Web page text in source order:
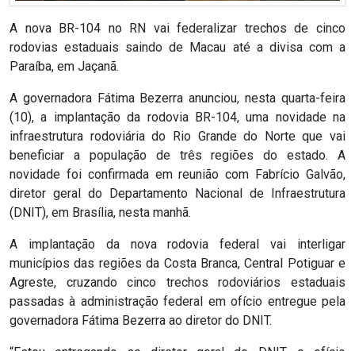
LEGISLATIVA
DO
RN
ASSEMBLEIA
RN
ASSISTÊNCIA
MÉDICA
BASTIDORES
Blog
A nova BR-104 no RN vai federalizar trechos de cinco
rodovias estaduais saindo de Macau até a divisa com a
Paraíba, em Jaçanã.
A governadora Fátima Bezerra anunciou, nesta quarta-feira
(10), a implantação da rodovia BR-104, uma novidade na
infraestrutura rodoviária do Rio Grande do Norte que vai
beneficiar a população de três regiões do estado. A
novidade foi confirmada em reunião com Fabrício Galvão,
diretor geral do Departamento Nacional de Infraestrutura
(DNIT), em Brasília, nesta manhã.
A implantação da nova rodovia federal vai interligar
municípios das regiões da Costa Branca, Central Potiguar e
Agreste, cruzando cinco trechos rodoviários estaduais
passadas à administração federal em ofício entregue pela
governadora Fátima Bezerra ao diretor do DNIT.